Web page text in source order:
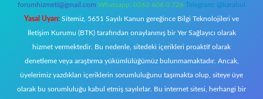
forumhizmeti@gmail.com Whatsapp: 0262 606 0 726 Telegram: @karabul
Yasal Uyarı: Sitemiz, 5651 Sayılı Kanun gereğince Bilgi Teknolojileri ve
İletişim Kurumu (BTK) tarafından onaylanmış bir Yer Sağlayıcı olarak
hizmet vermektedir. Bu nedenle, sitedeki içerikleri proaktif olarak
denetleme veya araştırma yükümlülüğümüz bulunmamaktadır. Ancak,
üyelerimiz yazdıkları içeriklerin sorumluluğunu taşımakta olup, siteye üye
olarak bu sorumluluğu kabul etmiş sayılırlar. Bu internet sitesi, herhangi bir